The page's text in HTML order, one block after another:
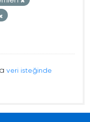
veri isteğinde